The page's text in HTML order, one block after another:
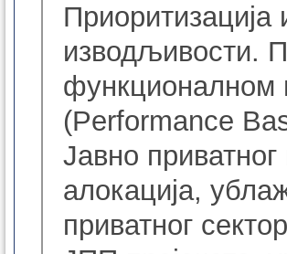
Приоритизација
изводљивости.
функционалном
(Performance
Јавно
алокација,
приватног